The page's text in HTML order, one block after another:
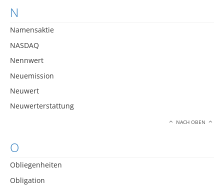
N
Namensaktie
NASDAQ
Nennwert
Neuemission
Neuwert
Neuwerterstattung
NACH OBEN
O
Obliegenheiten
Obligation